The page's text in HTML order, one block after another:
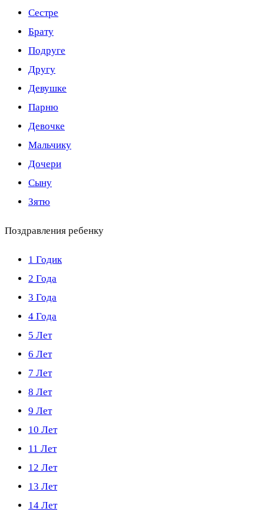
Сестре
Брату
Подруге
Другу
Девушке
Парню
Девочке
Мальчику
Дочери
Сыну
Зятю
Поздравления ребенку
1 Годик
2 Года
3 Года
4 Года
5 Лет
6 Лет
7 Лет
8 Лет
9 Лет
10 Лет
11 Лет
12 Лет
13 Лет
14 Лет